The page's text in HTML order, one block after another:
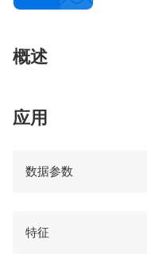
概述
应用
数据参数
特征